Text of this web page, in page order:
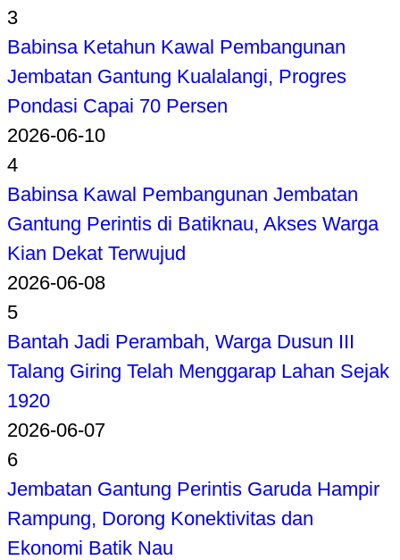
3
Babinsa Ketahun Kawal Pembangunan
Jembatan Gantung Kualalangi, Progres
Pondasi Capai 70 Persen
2026-06-10
4
Babinsa Kawal Pembangunan Jembatan
Gantung Perintis di Batiknau, Akses Warga
Kian Dekat Terwujud
2026-06-08
5
Bantah Jadi Perambah, Warga Dusun III
Talang Giring Telah Menggarap Lahan Sejak
1920
2026-06-07
6
Jembatan Gantung Perintis Garuda Hampir
Rampung, Dorong Konektivitas dan
Ekonomi Batik Nau